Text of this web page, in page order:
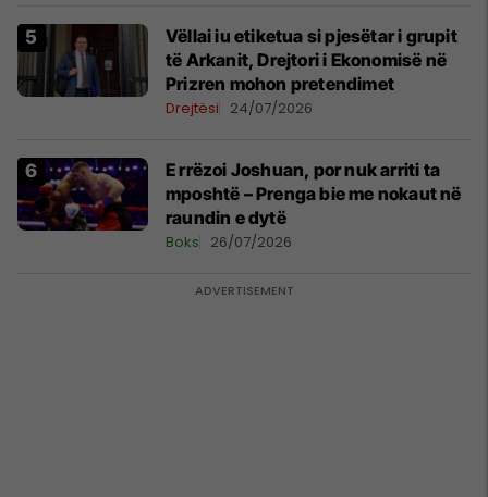
Vëllai iu etiketua si pjesëtar i grupit
të Arkanit, Drejtori i Ekonomisë në
Prizren mohon pretendimet
Drejtësi 24/07/2026
E rrëzoi Joshuan, por nuk arriti ta
mposhtë – Prenga bie me nokaut në
raundin e dytë
Boks 26/07/2026